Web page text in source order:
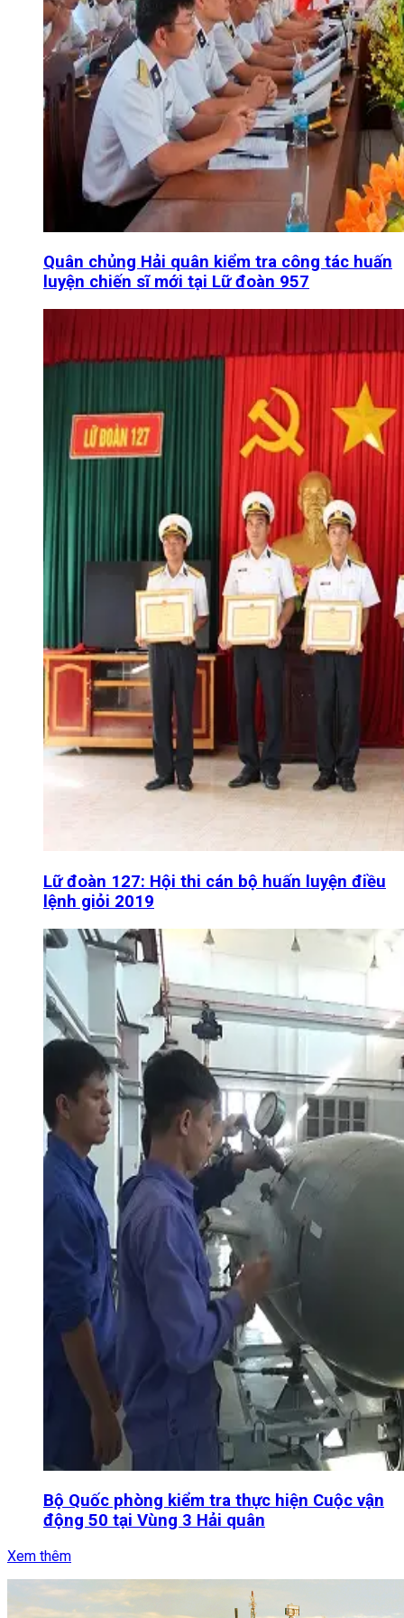
Quân chủng Hải quân kiểm tra công tác huấn
luyện chiến sĩ mới tại Lữ đoàn 957
Lữ đoàn 127: Hội thi cán bộ huấn luyện điều
lệnh giỏi 2019
Bộ Quốc phòng kiểm tra thực hiện Cuộc vận
động 50 tại Vùng 3 Hải quân
Xem thêm